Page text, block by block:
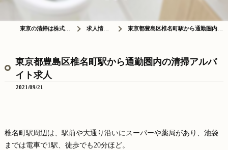
東京の清掃は株式会社松永商店 求人情報ブログ 東京都豊島区椎名町駅から通勤圏内の清掃アルバイト求人
東京都豊島区椎名町駅から通勤圏内の清掃アルバ
イト求人
2021/09/21
椎名町駅周辺は、駅前や大通り沿いにスーパーや薬局があり、池袋
までは電車で1駅、徒歩でも20分ほど。